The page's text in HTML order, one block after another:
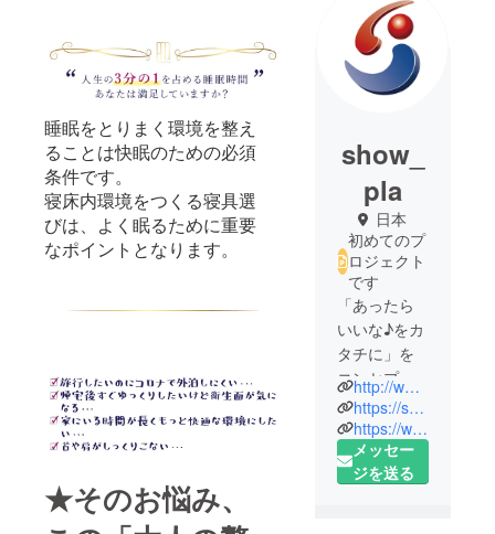
睡眠をとりまく環境を整え
ることは快眠のための必須
条件です。
寝床内環境をつくる寝具選
びは、よく眠るために重要
なポイントとなります。
★そのお悩み、
show_
pla
日本
初めてのプ
ロジェクト
です
「あったら
いいな♪をカ
タチに」を
コンセプト
に商品作り
を進めてい
ます。
http://www.show-pla.co.jp/
https://show-planet.stores.jp/
https://www.rakuten.co.jp/showwindow/
メッセー
ジを送る